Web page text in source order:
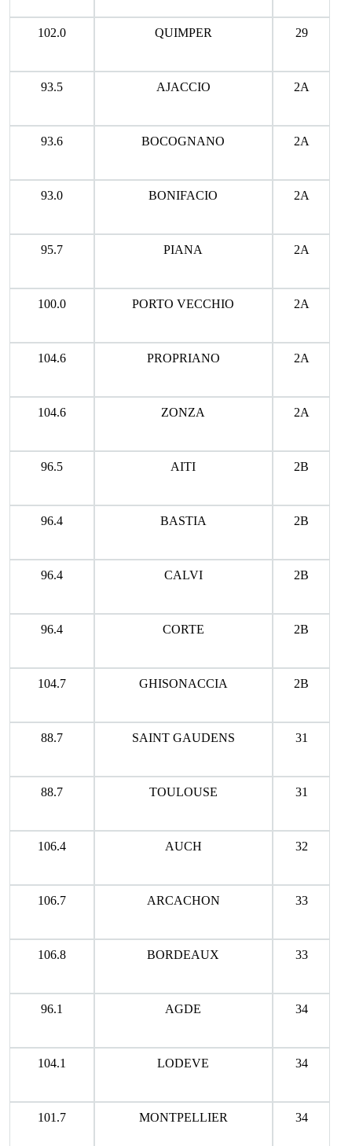
102.0 QUIMPER 29
93.5 AJACCIO 2A
93.6 BOCOGNANO 2A
93.0 BONIFACIO 2A
95.7 PIANA 2A
100.0 PORTO VECCHIO 2A
104.6 PROPRIANO 2A
104.6 ZONZA 2A
96.5 AITI 2B
96.4 BASTIA 2B
96.4 CALVI 2B
96.4 CORTE 2B
104.7 GHISONACCIA 2B
88.7 SAINT GAUDENS 31
88.7 TOULOUSE 31
106.4 AUCH 32
106.7 ARCACHON 33
106.8 BORDEAUX 33
96.1 AGDE 34
104.1 LODEVE 34
101.7 MONTPELLIER 34